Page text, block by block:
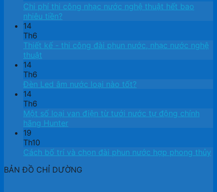
Chi phí thi công nhạc nước nghệ thuật hết bao
nhiêu tiền?
14
Th6
Thiết kế ​- thi công đài phun nước, nhạc nước nghệ
thuật
14
Th6
Đèn Led âm nước loại nào tốt?
14
Th6
Một số loại van điện từ tưới nước tự động chính
hãng Hunter
19
Th10
Cách bố trí và chọn đài phun nước hợp phong thủy
BẢN ĐỒ CHỈ DƯỜNG